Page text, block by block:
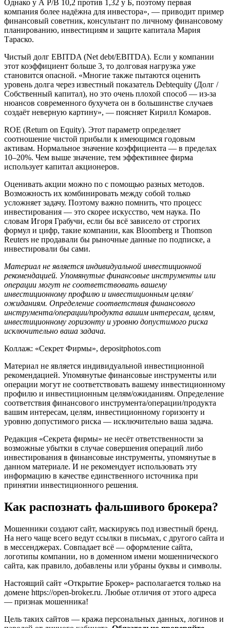
Однако у А P/B 10,2 против 1,32 у Б, поэтому первая
компания более надёжна для инвестора», — приводит пример
финансовый советник, консультант по личному финансовому
планированию, инвестициям и защите капитала Мария
Тараско.
Чистый долг EBITDA (Net debt/EBITDA). Если у компании
этот коэффициент больше 3, то долговая нагрузка уже
становится опасной. «Многие также пытаются оценить
уровень долга через известный показатель Debtequity (Долг /
Собственный капитал), но это очень плохой способ — из-за
нюансов современного бухучета он в большинстве случаев
создаёт неверную картину», — поясняет Кирилл Комаров.
ROE (Return on Equity). Этот параметр определяет
соотношение чистой прибыли к имеющимся годовым
активам. Нормальное значение коэффициента — в пределах
10–20%. Чем выше значение, тем эффективнее фирма
использует капитал акционеров.
Оценивать акции можно по с помощью разных методов.
Возможность их комбинировать между собой только
усложняет задачу. Поэтому важно помнить, что процесс
инвестирования — это скорее искусство, чем наука. По
словам Игоря Грабучи, если бы всё зависело от строгих
формул и цифр, такие компании, как Bloomberg и Thomson
Reuters не продавали бы рыночные данные по подписке, а
инвестировали бы сами.
Материал не является индивидуальной инвестиционной
рекомендацией. Упомянутые финансовые инструменты или
операции могут не соответствовать вашему
инвестиционному профилю и инвестиционным целям/
ожиданиям. Определение соответствия финансового
инструмента/операции/продукта вашим интересам, целям,
инвестиционному горизонту и уровню допустимого риска
исключительно ваша задача.
Коллаж: «Секрет Фирмы», depositphotos.com
Материал не является индивидуальной инвестиционной
рекомендацией. Упомянутые финансовые инструменты или
операции могут не соответствовать вашему инвестиционному
профилю и инвестиционным целям/ожиданиям. Определение
соответствия финансового инструмента/операции/продукта
вашим интересам, целям, инвестиционному горизонту и
уровню допустимого риска — исключительно ваша задача.
Редакция «Секрета фирмы» не несёт ответственности за
возможные убытки в случае совершения операций либо
инвестирования в финансовые инструменты, упомянутые в
данном материале. И не рекомендует использовать эту
информацию в качестве единственного источника при
принятии инвестиционного решения.
Как распознать фальшивого брокера?
Мошенники создают сайт, маскируясь под известный бренд.
На него чаще всего ведут ссылки в письмах, с другого сайта и
в мессенджерах. Совпадает всё — оформление сайта,
логотипы компании, но в доменном имени мошеннического
сайта, как правило, добавлены или убраны буквы и символы.
Настоящий сайт «Открытие Брокер» располагается только на
домене https://open-broker.ru. Любые отличия от этого адреса
— признак мошенника!
Цель таких сайтов — кража персональных данных, логинов и